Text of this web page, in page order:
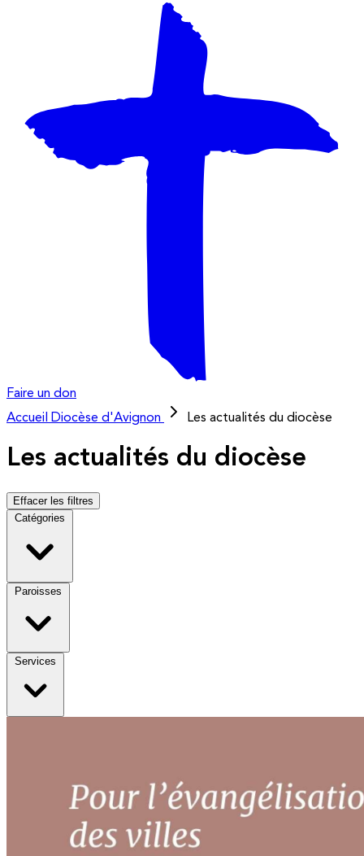
Faire un don
Accueil
Diocèse d'Avignon Les actualités du diocèse
Les actualités du diocèse
Effacer les filtres
Catégories
Paroisses
Services